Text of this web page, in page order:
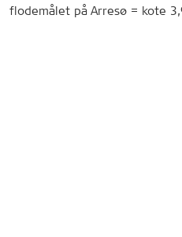
flodemålet på Arresø = kote